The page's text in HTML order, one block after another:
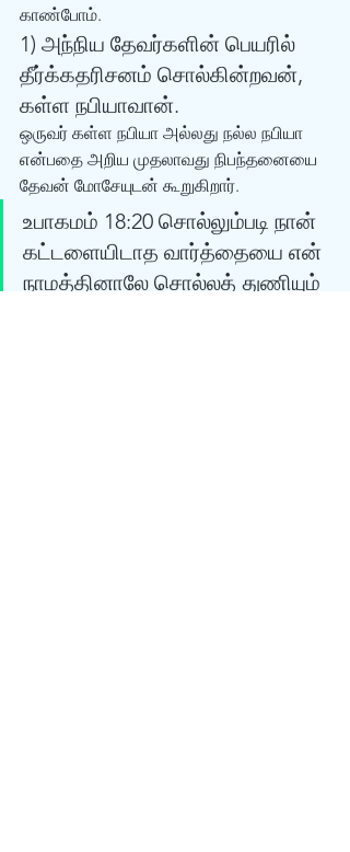
காண்போம்.
1) அந்நிய தேவர்களின் பெயரில்
தீர்க்கதரிசனம் சொல்கின்றவன்,
கள்ள நபியாவான்.
ஒருவர் கள்ள நபியா அல்லது நல்ல நபியா
என்பதை அறிய முதலாவது நிபந்தனையை
தேவன் மோசேயுடன் கூறுகிறார்.
உபாகமம் 18:20 சொல்லும்படி நான்
கட்டளையிடாத வார்த்தையை என்
நாமத்தினாலே சொல்லத் துணியும்